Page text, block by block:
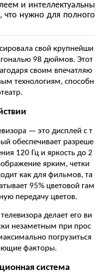
и интеллектуальны
что нужно для полного
свой крупнейши
98 дюймов. Этот
своим впечатляю
технологиям, способн
— это дисплей с т
обеспечивает разреше
120 Гц и яркость до 2
ярким, четки
как для фильмов, та
95% цветовой гам
передачу цветов.
делает его ви
незаметным при прос
погрузиться
факторы.
система